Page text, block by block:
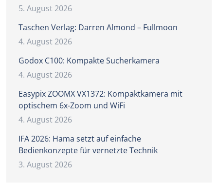
5. August 2026
Taschen Verlag: Darren Almond – Fullmoon
4. August 2026
Godox C100: Kompakte Sucherkamera
4. August 2026
Easypix ZOOMX VX1372: Kompaktkamera mit
optischem 6x-Zoom und WiFi
4. August 2026
IFA 2026: Hama setzt auf einfache
Bedienkonzepte für vernetzte Technik
3. August 2026